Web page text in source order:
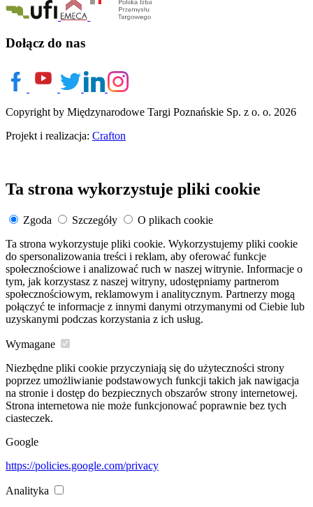
Dołącz do nas
Copyright by Międzynarodowe Targi Poznańskie Sp. z o. o. 2026
Projekt i realizacja: Crafton
Ta strona wykorzystuje pliki cookie
Zgoda Szczegóły
O plikach cookie
Ta strona wykorzystuje pliki cookie. Wykorzystujemy pliki cookie
do spersonalizowania treści i reklam, aby oferować funkcje
społecznościowe i analizować ruch w naszej witrynie. Informacje o
tym, jak korzystasz z naszej witryny, udostępniamy partnerom
społecznościowym, reklamowym i analitycznym. Partnerzy mogą
połączyć te informacje z innymi danymi otrzymanymi od Ciebie lub
uzyskanymi podczas korzystania z ich usług.
Wymagane
Niezbędne pliki cookie przyczyniają się do użyteczności strony
poprzez umożliwianie podstawowych funkcji takich jak nawigacja
na stronie i dostęp do bezpiecznych obszarów strony internetowej.
Strona internetowa nie może funkcjonować poprawnie bez tych
ciasteczek.
Google
https://policies.google.com/privacy
Analityka